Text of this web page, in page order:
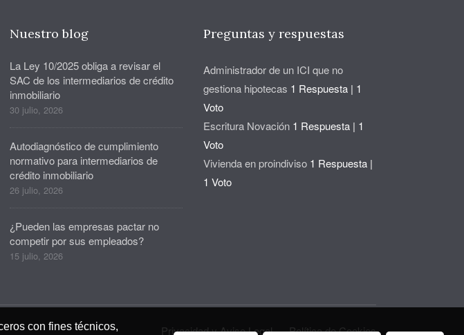
con fines técnicos,
Nuestro blog
La Ley 10/2025 obliga a revisar el
SAC de los intermediarios de crédito
inmobiliario
30 julio, 2026
Autodiagnóstico de cumplimiento
normativo para intermediarios de
crédito inmobiliario
26 julio, 2026
¿Pueden las empresas pactar no
competir por sus empleados?
15 julio, 2026
Preguntas y respuestas
Administrador de un ICI que no
gestiona hipotecas 1 Respuesta | 1
Voto
Escritura Novación 1 Respuesta | 1
Voto
Vivienda en proindiviso 1 Respuesta |
1 Voto
Privacidad y Aviso Legal Política de Cookies